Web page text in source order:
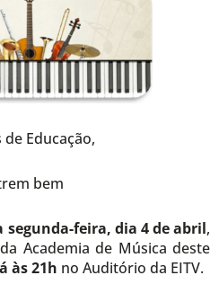
de Educação,
bem
segunda-feira, dia 4 de abril,
Academia de Música deste
às 21h no Auditório da EITV.